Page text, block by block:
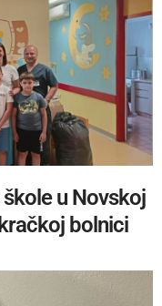
u Novskoj
bolnici